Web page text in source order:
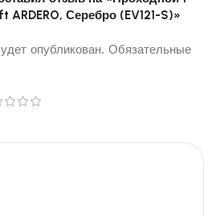
Серебро (EV121-S)»
опубликован. Обязательные